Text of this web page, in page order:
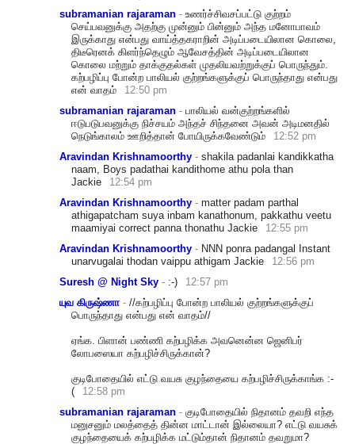
subramanian rajaraman - உணர்ச்சிவசப்பட்டு குற்றம்
செய்பவனுக்கு அதற்கு முன்னும் பின்னும் அந்த மனோபாவம்
இருக்காது என்பது வாய்த்தகராறின் அடிப்படையிலான கொலை,
திடீரெனக் கிளர்ந்தெழும் ஆவேசத்தின் அடிப்படையிலான
கொலை மற்றும் தாக்குதல்கள் முதலியவற்றுக்குப் பொருந்தும்.
கற்பழிப்பு போன்ற பாலியல் குற்றங்களுக்குப் பொருந்தாது என்பது
என் வாதம்
12:50 pm
subramanian rajaraman - பாலியல் வன்குற்றங்களில்
ஈடுபடுபவனுக்கு நிச்சயம் அந்தச் சிந்தனை அவன் அடிமனதில்
நெடுங்காலம் ஊறித்தான் போயிருக்கவேண்டும்
12:52 pm
Aravindan Krishnamoorthy - shakila padanlai kandikkatha
naam, Boys padathai kandithome athu pola than
Jackie
12:54 pm
Aravindan Krishnamoorthy - matter padam parthal
athigapatcham suya inbam kanathonum, pakkathu veetu
maamiyai correct panna thonathu Jackie
12:55 pm
Aravindan Krishnamoorthy - NNN ponra padangal Instant
unarvugalai thodan vaippu athigam Jackie
12:56 pm
Suresh @ Night Sky - :-)
12:57 pm
யுவ கிருஷ்ணா - //கற்பழிப்பு போன்ற பாலியல் குற்றங்களுக்குப்
பொருந்தாது என்பது என் வாதம்//
ஏங்க. பிளான் பண்ணி கற்பழிக்க அவனென்ன ஜெனிபர்
லோபஸையா கற்பழிச்சிருக்கான்?
குடிபோதையில் எட்டு வயசு குழந்தையை கற்பழிச்சிருக்காங்க :-
(
12:58 pm
subramanian rajaraman - குடிபோதையில் நிதானம் தவறி எந்த
மனுசனும் மலத்தைத் தின்ன மாட்டான் இல்லையா? எட்டு வயசுக்
குழந்தையைக் கற்பழிக்க மட்டும்தான் நிதானம் தவறுமா?